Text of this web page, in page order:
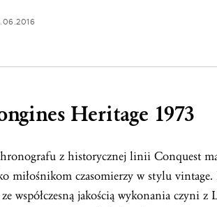
Heritage 1973
z historycznej linii Conquest
miłośnikom czasomierzy w stylu vintage.
współczesną jakością wykonania czyni z